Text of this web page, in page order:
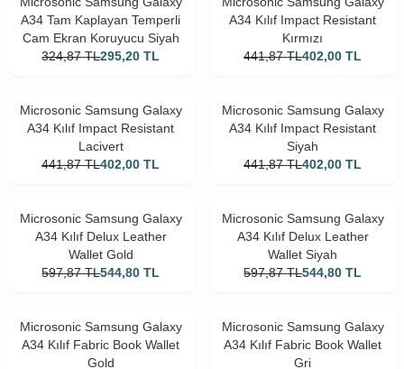
A34 Tam Kaplayan Temperli
Cam Ekran Koruyucu Siyah
324,87 TL295,20 TL
A34 Kılıf Impact Resistant
Kırmızı
441,87 TL402,00 TL
Microsonic Samsung Galaxy
A34 Kılıf Impact Resistant
Lacivert
441,87 TL402,00 TL
Microsonic Samsung Galaxy
A34 Kılıf Impact Resistant
Siyah
441,87 TL402,00 TL
Microsonic Samsung Galaxy
A34 Kılıf Delux Leather
Wallet Gold
597,87 TL544,80 TL
Microsonic Samsung Galaxy
A34 Kılıf Delux Leather
Wallet Siyah
597,87 TL544,80 TL
Microsonic Samsung Galaxy
A34 Kılıf Fabric Book Wallet
Gold
Microsonic Samsung Galaxy
A34 Kılıf Fabric Book Wallet
Gri